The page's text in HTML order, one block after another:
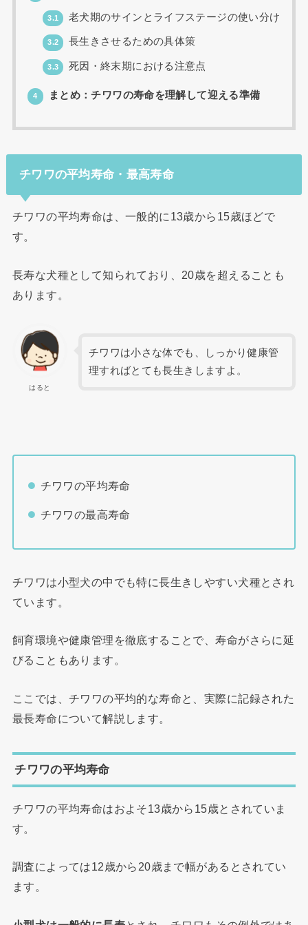
3.1 老犬期のサインとライフステージの使い分け
3.2 長生きさせるための具体策
3.3 死因・終末期における注意点
4 まとめ：チワワの寿命を理解して迎える準備
チワワの平均寿命・最高寿命
チワワの平均寿命は、一般的に13歳から15歳ほどで
す。
長寿な犬種として知られており、20歳を超えることも
あります。
はると
チワワは小さな体でも、しっかり健康管
理すればとても長生きしますよ。
チワワの平均寿命
チワワの最高寿命
チワワは小型犬の中でも特に長生きしやすい犬種とされ
ています。
飼育環境や健康管理を徹底することで、寿命がさらに延
びることもあります。
ここでは、チワワの平均的な寿命と、実際に記録された
最長寿命について解説します。
チワワの平均寿命
チワワの平均寿命はおよそ13歳から15歳とされていま
す。
調査によっては12歳から20歳まで幅があるとされてい
ます。